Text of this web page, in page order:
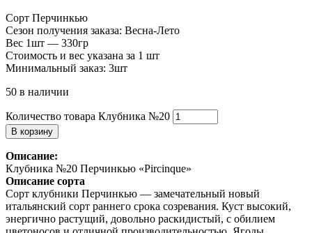
Сорт Перчинкью
Сезон получения заказа: Весна-Лето
Вес 1шт — 330гр
Стоимость и вес указана за 1 шт
Минимальный заказ: 3шт
50 в наличии
Количество товара Клубника №20
В корзину
Описание:
Клубника №20 Перчинкью «Pircinque»
Описание сорта
Сорт клубники Перчинкью — замечательный новый
итальянский сорт раннего срока созревания. Куст высокий,
энергично растущий, довольно раскидистый, с обилием